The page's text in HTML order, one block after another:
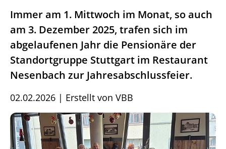
Immer am 1. Mittwoch im Monat, so auch
am 3. Dezember 2025, trafen sich im
abgelaufenen Jahr die Pensionäre der
Standortgruppe Stuttgart im Restaurant
Nesenbach zur Jahresabschlussfeier.
02.02.2026 | Erstellt von VBB